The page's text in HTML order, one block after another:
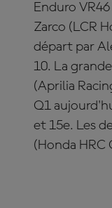
Enduro
Zarco (LCR
départ par
10. La
(Aprilia
Q1
et 15e. Les
(Honda HRC